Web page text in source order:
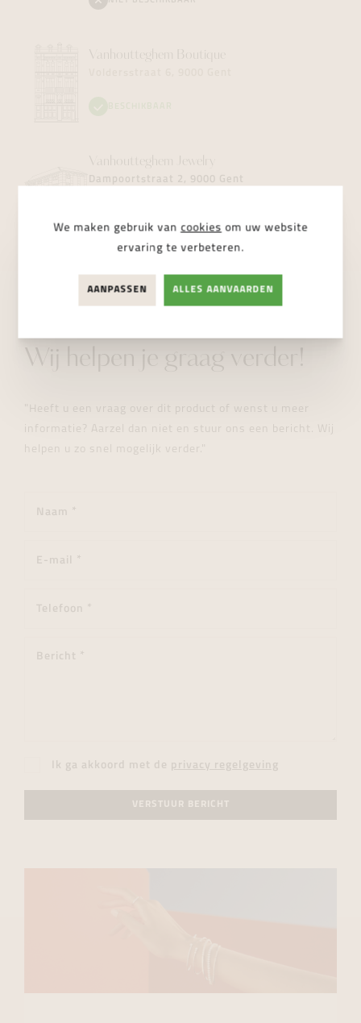
Vanhoutteghem Boutique
Vanhoutteghem Jewelry
Dampoortstraat 2, 9000 Gent
Wij helpen je graag verder!
"Heeft u een vraag over dit product of wenst u meer
informatie? Aarzel dan niet en stuur ons een bericht. Wij
helpen u zo snel mogelijk verder."
Ik ga akkoord met de privacy regelgeving
VERSTUUR BERICHT
We maken gebruik van cookies om uw website
ervaring te verbeteren.
AANPASSEN ALLES AANVAARDEN